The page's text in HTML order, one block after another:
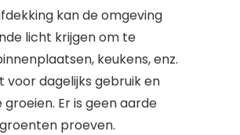
kan de omgeving
licht krijgen om te
keukens, enz.
voor dagelijks gebruik en
Er is geen aarde
proeven.